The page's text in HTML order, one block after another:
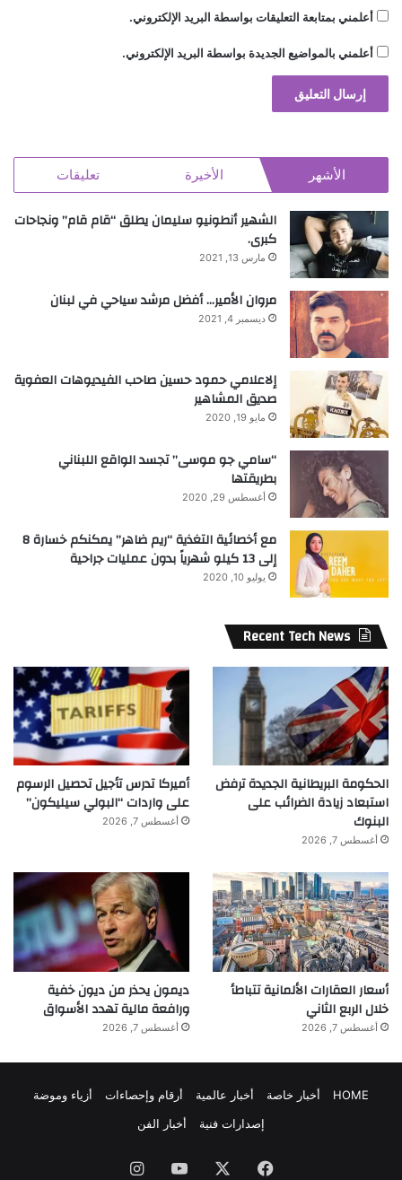
أعلمني بمتابعة التعليقات بواسطة البريد الإلكتروني.
أعلمني بالمواضيع الجديدة بواسطة البريد الإلكتروني.
الأشهر الأخيرة تعليقات
الشهير أنطونيو سليمان يطلق “قام قام” ونجاحات
كبرى.
مارس 13, 2021
مروان الأمير… أفضل مرشد سياحي في لبنان
ديسمبر 4, 2021
إلاعلامي حمود حسين صاحب الفيديوهات العفوية
صديق المشاهير
مايو 19, 2020
“سامي جو موسى” تجسد الواقع اللبناني
بطريقتها
أغسطس 29, 2020
مع أخصائية التغذية “ريم ضاهر” يمكنكم خسارة 8
إلى 13 كيلو شهرياً بدون عمليات جراحية
يوليو 10, 2020
Recent Tech News
الحكومة البريطانية الجديدة ترفض
استبعاد زيادة الضرائب على
البنوك
أغسطس 7, 2026
أميركا تدرس تأجيل تحصيل الرسوم
على واردات “البولي سيليكون”
أغسطس 7, 2026
أسعار العقارات الألمانية تتباطأ
خلال الربع الثاني
أغسطس 7, 2026
ديمون يحذر من ديون خفية
ورافعة مالية تهدد الأسواق
أغسطس 7, 2026
HOME أخبار خاصة أخبار عالمية أرقام وإحصاءات
أزياء وموضة
إصدارات فنية
أخبار الفن
فيسبوك ‫YouTubeانستقرام